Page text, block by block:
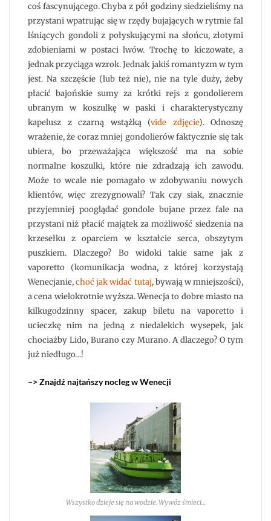
coś fascynującego. Chyba z pół godziny siedzieliśmy na
przystani wpatrując się w rzędy bujających w rytmie fal
lśniących gondoli z połyskującymi na słońcu, złotymi
zdobieniami w postaci lwów. Trochę to kiczowate, a
jednak przyciąga wzrok. Jednak jakiś romantyzm w tym
jest. Na szczęście (lub też nie), nie na tyle duży, żeby
płacić bajońskie sumy za krótki rejs z gondolierem
ubranym w koszulkę w paski i charakterystyczny
kapelusz z czarną wstążką (vide zdjęcie). Odnoszę
wrażenie, że coraz mniej gondolierów faktycznie się tak
ubiera, bo przeważająca większość ma na sobie
normalne koszulki, które nie zdradzają ich zawodu.
Może to wcale nie pomagało w zdobywaniu nowych
klientów, więc zrezygnowali? Tak czy siak, znacznie
przyjemniej pooglądać gondole bujane przez fale na
przystani niż płacić majątek za możliwość siedzenia na
krzesełku z oparciem w kształcie serca, obszytym
puszkiem. Dlaczego? Bo widoki takie same jak z
vaporetto (komunikacja wodna, z której korzystają
Wenecjanie,choć jak widać tutaj, bywają w mniejszości),
a cena wielokrotnie wyższa. Wenecja to dobre miasto na
kilkugodzinny spacer, zakup biletu na vaporetto i
ucieczkę nim na jedną z niedalekich wysepek, jak
chociażby Lido, Burano czy Murano. A dlaczego? O tym
już niedługo…!
–> Znajdź najtańszy nocleg w Wenecji
Wszystko dzieje się na wodzie. Wywóz śmieci…